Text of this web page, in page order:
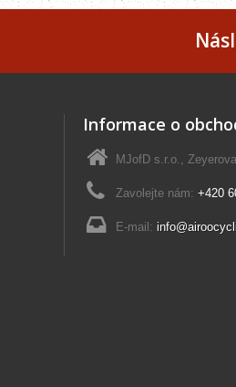
Informace o
MJofD s.r.o.,
Zavolejte nám: +420
E-mail: